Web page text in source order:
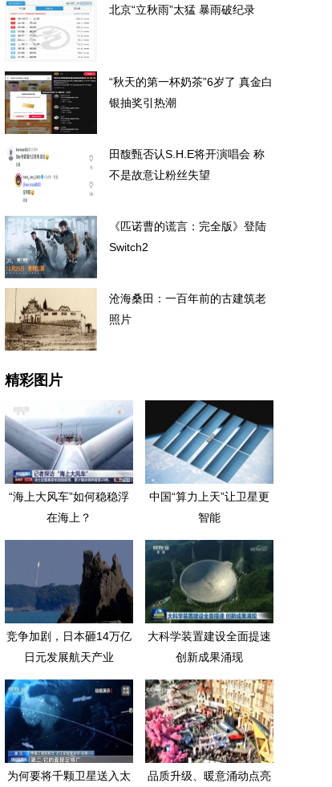
北京“立秋雨”太猛 暴雨破纪录
“秋天的第一杯奶茶”6岁了 真金白
银抽奖引热潮
田馥甄否认S.H.E将开演唱会 称
不是故意让粉丝失望
《匹诺曹的谎言：完全版》登陆
Switch2
沧海桑田：一百年前的古建筑老
照片
精彩图片
“海上大风车”如何稳稳浮
在海上？
中国“算力上天”让卫星更
智能
竞争加剧，日本砸14万亿
日元发展航天产业
大科学装置建设全面提速
创新成果涌现
为何要将千颗卫星送入太
品质升级、暖意涌动点亮